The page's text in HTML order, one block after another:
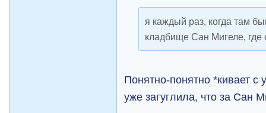
я каждый раз, когда там
кладбище Сан Мигеле, где
Понятно-понятно *кивает
уже загуглила, что за Сан